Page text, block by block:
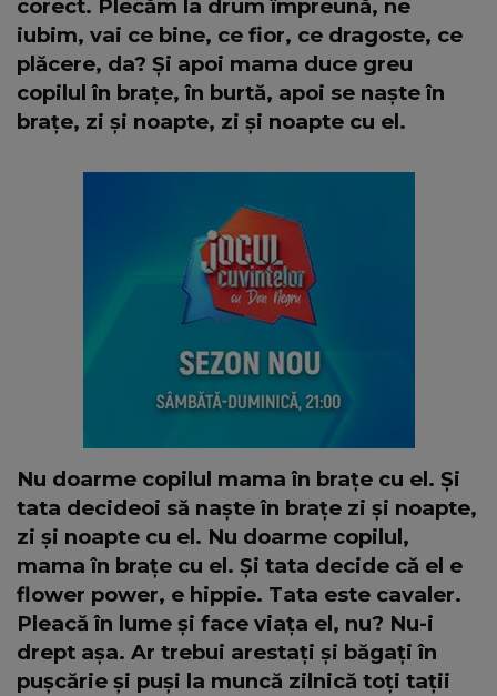
corect. Plecăm la drum împreună, ne
iubim, vai ce bine, ce fior, ce dragoste, ce
plăcere, da? Și apoi mama duce greu
copilul în brațe, în burtă, apoi se naște în
brațe, zi și noapte, zi și noapte cu el.
Nu doarme copilul mama în brațe cu el. Și
tata decideoi să naște în brațe zi și noapte,
zi și noapte cu el. Nu doarme copilul,
mama în brațe cu el. Și tata decide că el e
flower power, e hippie. Tata este cavaler.
Pleacă în lume și face viața el, nu? Nu-i
drept așa. Ar trebui arestați și băgați în
pușcărie și puși la muncă zilnică toți tații